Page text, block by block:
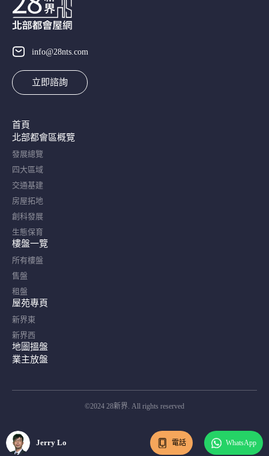
info@28nts.com
立即諮詢
首頁
北部都會區概覽​
發展總覽
四大區域
交通基建
房屋拓地
創科發展
生態保育
樓盤一覽
所有樓盤
售盤
租盤
屋苑專頁
新界東
新界西
地圖搵盤
業主放盤
©2024 28新界. All rights reserved
Jerry Lo
Jerry Lo 電話 WhatsApp